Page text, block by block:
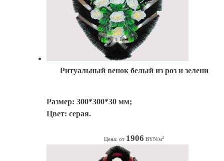
Ритуальный венок белый из роз и зелени
Размер: 300*300*30 мм;
Цвет: серая.
Цена: от 1906 BYN/м2